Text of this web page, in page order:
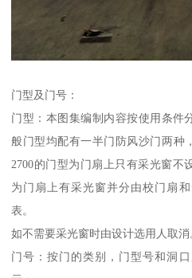
门型及门号：
门型：本图集编制内容按使用条件
般门型均配有一半门防风沙门两种
2700的门型为门扇上只有采光窗不
为门扇上有采光窗并分由校门扇
表。
如不需要采光窗时由设计选用人取消
门号：按门的类别，门型号和洞